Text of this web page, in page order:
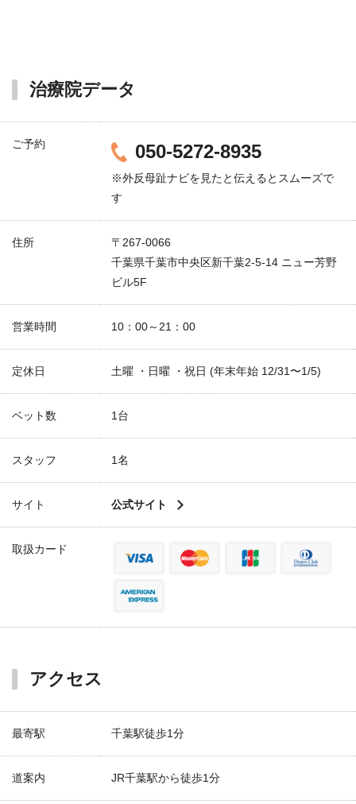
治療院データ
ご予約 050-5272-8935
※外反母趾ナビを見たと伝えるとスムーズで
す
住所
〒267-0066
千葉県千葉市中央区新千葉2-5-14 ニュー芳野
ビル5F
営業時間 10：00～21：00
定休日 土曜 ・日曜 ・祝日 (年末年始 12/31〜1/5)
ベット数 1台
スタッフ 1名
サイト 公式サイト
取扱カード
アクセス
最寄駅 千葉駅徒歩1分
道案内 JR千葉駅から徒歩1分